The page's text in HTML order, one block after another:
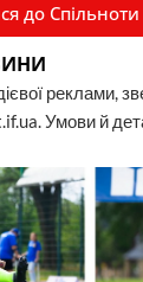
до Спільноти
реклами,
Умови й